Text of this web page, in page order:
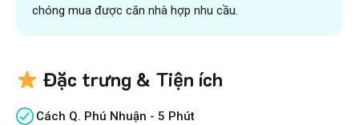
chóng mua được căn nhà hợp nhu cầu.
Đặc trưng & Tiện ích
Cách Q. Phú Nhuận - 5 Phút